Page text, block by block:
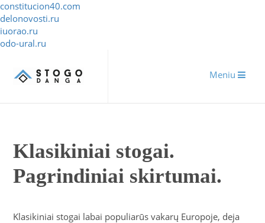
constitucion40.com
delonovosti.ru
iuorao.ru
odo-ural.ru
Meniu
Klasikiniai stogai.
Pagrindiniai skirtumai.
Klasikiniai stogai labai populiarūs vakarų Europoje, deja